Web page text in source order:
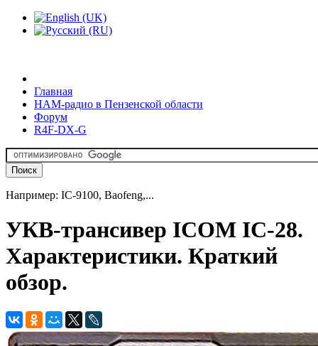
Главная
HAM-радио в Пензенской области
Форум
R4F-DX-G
Например: IC-9100, Baofeng,...
УКВ-трансивер ICOM IC-28.
Характеристики. Краткий
обзор.